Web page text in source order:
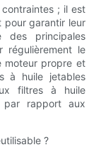
; il est
pour garantir leur
des principales
régulièrement le
moteur propre et
à huile jetables
filtres à huile
par rapport aux
?